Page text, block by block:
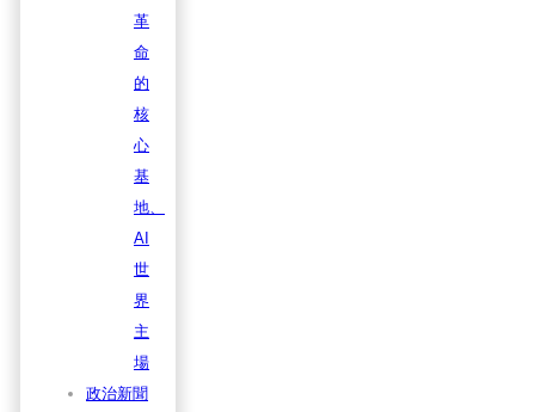
革
命
的
核
心
基
地、
AI
世
界
主
場
政治新聞